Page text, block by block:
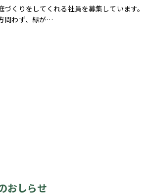
づくりをしてくれる社員を募集しています。
問わず、緑が…
おしらせ